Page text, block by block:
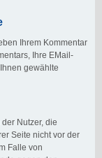
Ihrem Kommentar
Ihre EMail-
gewählte
Nutzer, die
Seite nicht vor der
Falle von